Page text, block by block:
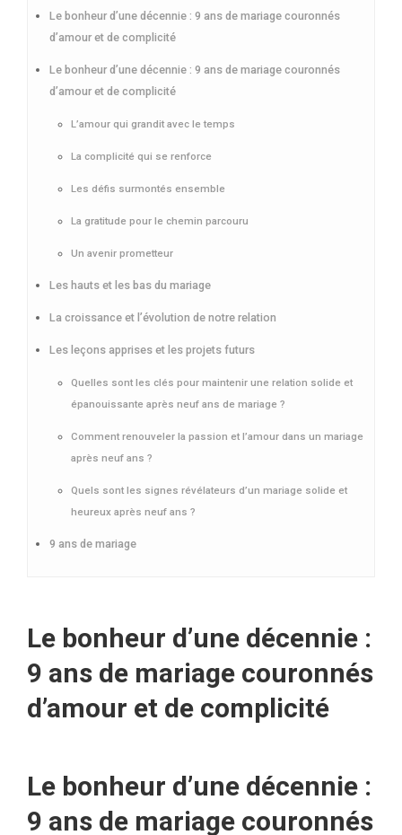
Le bonheur d’une décennie : 9 ans de mariage couronnés
d’amour et de complicité
Le bonheur d’une décennie : 9 ans de mariage couronnés
d’amour et de complicité
L’amour qui grandit avec le temps
La complicité qui se renforce
Les défis surmontés ensemble
La gratitude pour le chemin parcouru
Un avenir prometteur
Les hauts et les bas du mariage
La croissance et l’évolution de notre relation
Les leçons apprises et les projets futurs
Quelles sont les clés pour maintenir une relation solide et
épanouissante après neuf ans de mariage ?
Comment renouveler la passion et l’amour dans un mariage
après neuf ans ?
Quels sont les signes révélateurs d’un mariage solide et
heureux après neuf ans ?
9 ans de mariage
Le bonheur d’une décennie :
9 ans de mariage couronnés
d’amour et de complicité
Le bonheur d’une décennie :
9 ans de mariage couronnés